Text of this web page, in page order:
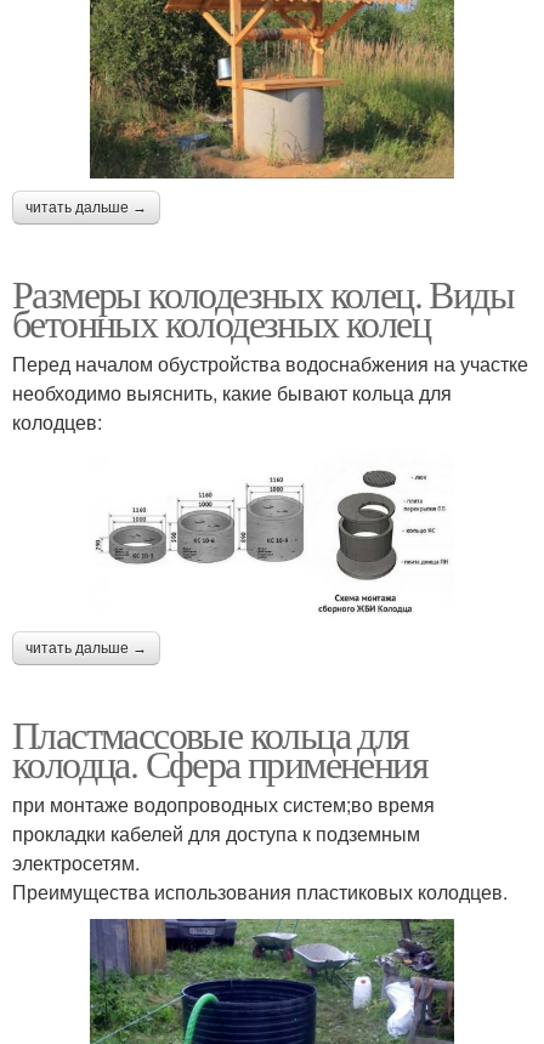
читать дальше →
Размеры колодезных колец. Виды
бетонных колодезных колец
Перед началом обустройства водоснабжения на участке
необходимо выяснить, какие бывают кольца для
колодцев:
читать дальше →
Пластмассовые кольца для
колодца. Сфера применения
при монтаже водопроводных систем;во время
прокладки кабелей для доступа к подземным
электросетям.
Преимущества использования пластиковых колодцев.